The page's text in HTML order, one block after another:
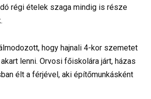
régi ételek szaga mindig is része
hogy hajnali 4-kor szemetet
lenni. Orvosi főiskolára járt, házas
élt a férjével, aki építőmunkásként